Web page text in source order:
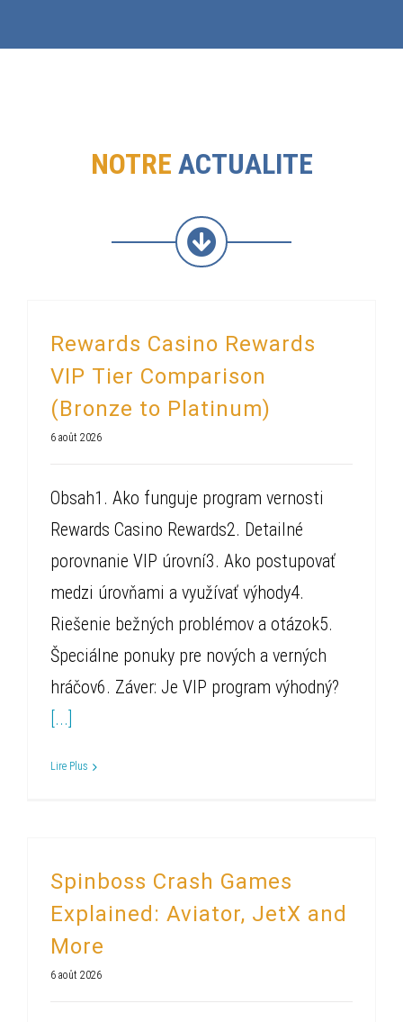
NOTRE ACTUALITE
Rewards Casino Rewards
VIP Tier Comparison
(Bronze to Platinum)
6 août 2026
Obsah1. Ako funguje program vernosti
Rewards Casino Rewards2. Detailné
porovnanie VIP úrovní3. Ako postupovať
medzi úrovňami a využívať výhody4.
Riešenie bežných problémov a otázok5.
Špeciálne ponuky pre nových a verných
hráčov6. Záver: Je VIP program výhodný?
[...]
Lire Plus
Spinboss Crash Games
Explained: Aviator, JetX and
More
6 août 2026